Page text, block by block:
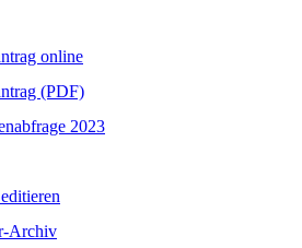
online
(PDF)
2023
Archiv